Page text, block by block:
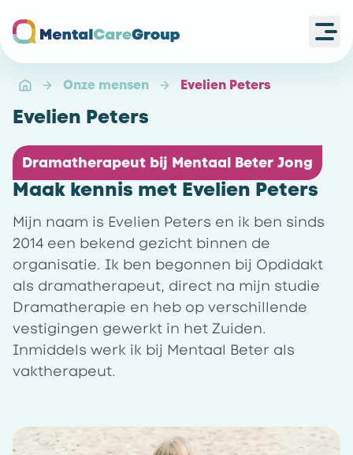
Onze mensen Evelien Peters
Evelien Peters
Maak kennis met Evelien Peters
Dramatherapeut bij Mentaal Beter Jong
Mijn naam is Evelien Peters en ik ben sinds
2014 een bekend gezicht binnen de
organisatie. Ik ben begonnen bij Opdidakt
als dramatherapeut, direct na mijn studie
Dramatherapie en heb op verschillende
vestigingen gewerkt in het Zuiden.
Inmiddels werk ik bij Mentaal Beter als
vaktherapeut.